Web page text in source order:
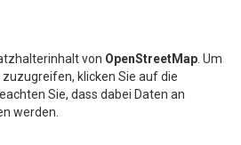
von OpenStreetMap . Um
klicken Sie auf die
Sie, dass dabei Daten an
werden.